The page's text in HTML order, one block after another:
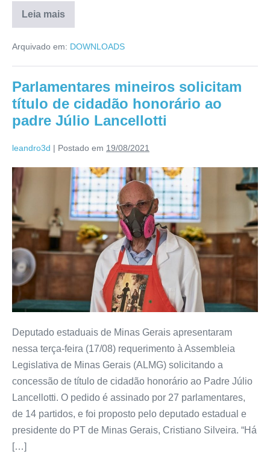
Leia mais
Arquivado em: DOWNLOADS
Parlamentares mineiros solicitam
título de cidadão honorário ao
padre Júlio Lancellotti
leandro3d | Postado em 19/08/2021
Deputado estaduais de Minas Gerais apresentaram
nessa terça-feira (17/08) requerimento à Assembleia
Legislativa de Minas Gerais (ALMG) solicitando a
concessão de título de cidadão honorário ao Padre Júlio
Lancellotti. O pedido é assinado por 27 parlamentares,
de 14 partidos, e foi proposto pelo deputado estadual e
presidente do PT de Minas Gerais, Cristiano Silveira. “Há
[…]